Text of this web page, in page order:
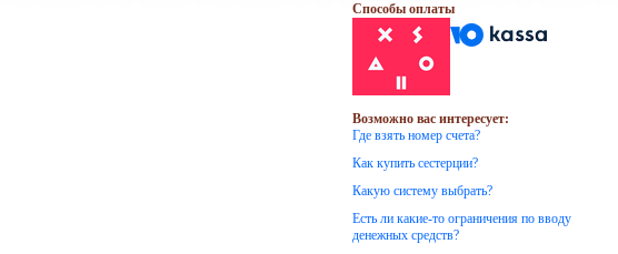
Способы оплаты
Возможно вас интересует:
Где взять номер счета?
Как купить сестерции?
Какую систему выбрать?
Есть ли какие-то ограничения по вводу
денежных средств?